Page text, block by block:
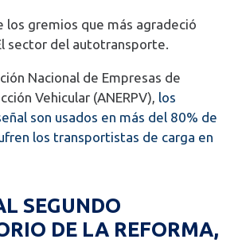
los gremios que más agradeció
sector del autotransporte.
Nacional de Empresas de
Vehicular (ANERPV), los
son usados en más del 80% de
los transportistas de carga en
SEGUNDO
DE LA REFORMA,